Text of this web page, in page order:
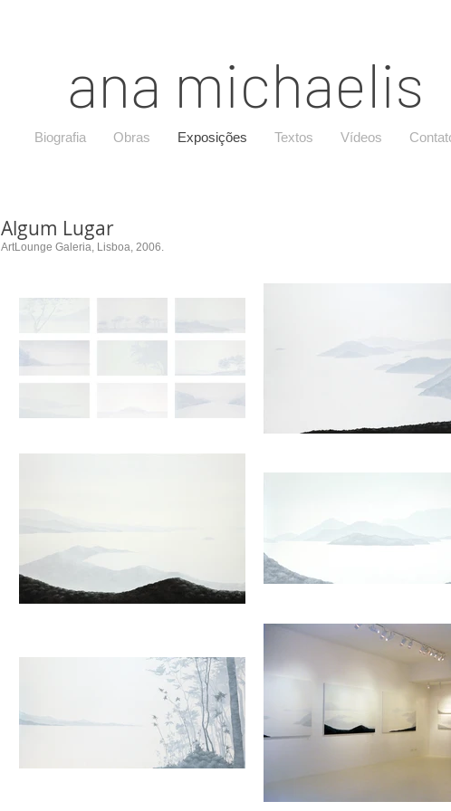
ana michaelis
Biografia Obras Exposições Textos Vídeos
Algum Lugar
ArtLounge Galeria, Lisboa, 2006.